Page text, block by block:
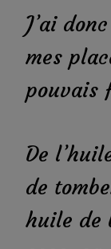
J’ai
mes
pouvais
De
de
huile de